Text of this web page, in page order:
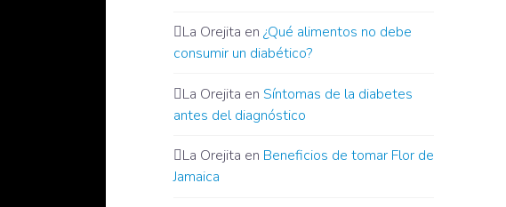
La Orejita en¿Qué alimentos no debe
consumir un diabético?
La Orejita enSíntomas de la diabetes
antes del diagnóstico
La Orejita en Beneficios de tomar Flor de
Jamaica